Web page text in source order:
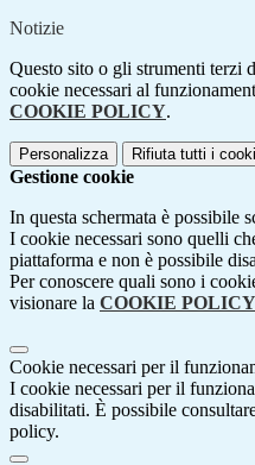
Notizie
Questo sito o gli strumenti terzi
cookie necessari al
COOKIE POLICY.
Personalizza Rifiuta tutti i
Gestione cookie
In questa schermata è possibile
I cookie necessari sono quelli
piattaforma e non è possibile
Per conoscere quali sono i
visionare la COOKIE POLICY
Cookie necessari per il
I cookie necessari per il
disabilitati. È possibile
policy.